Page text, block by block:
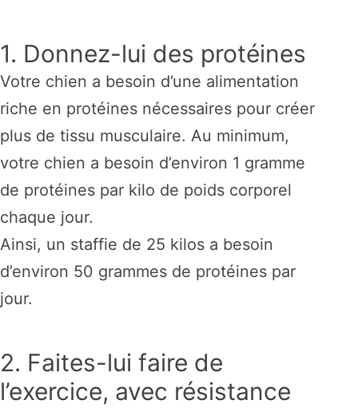
1. Donnez-lui des protéines
Votre chien a besoin d’une alimentation
riche en protéines nécessaires pour créer
plus de tissu musculaire. Au minimum,
votre chien a besoin d’environ 1 gramme
de protéines par kilo de poids corporel
chaque jour.
Ainsi, un staffie de 25 kilos a besoin
d’environ 50 grammes de protéines par
jour.
2. Faites-lui faire de
l’exercice, avec résistance